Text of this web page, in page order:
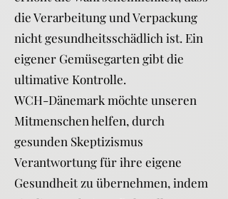
die Verarbeitung und Verpackung
nicht gesundheitsschädlich ist. Ein
eigener Gemüsegarten gibt die
ultimative Kontrolle.
WCH-Dänemark möchte unseren
Mitmenschen helfen, durch
gesunden Skeptizismus
Verantwortung für ihre eigene
Gesundheit zu übernehmen, indem